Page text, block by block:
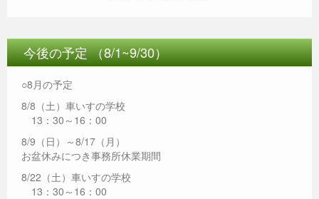
今後の予定 （8/1~9/30）
○8月の予定
8/8（土）車いすの学校
13：30～16：00
8/9（日）～8/17（月）
お盆休みにつき事務所休業期間
8/22（土）車いすの学校
13：30～16：00